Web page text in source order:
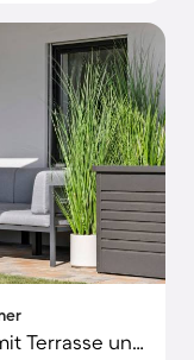
Voll ausgestattetes Apartment mit Terrasse und Garten | Ideal für Homeoffice | Hunde erlaubt